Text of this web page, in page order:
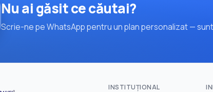
Nu ai găsit ce căutai?
Scrie-ne pe WhatsApp pentru un plan personalizat —
INSTITUŢIONAL